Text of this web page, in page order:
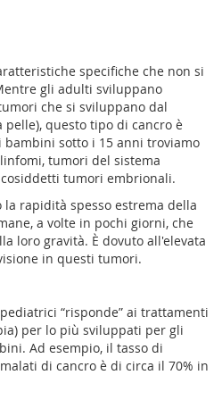
specifiche che non si
gli adulti sviluppano
che si sviluppano dal
questo tipo di cancro è
sotto i 15 anni troviamo
tumori del sistema
tumori embrionali.
rapidità spesso estrema della
a volte in pochi giorni, che
loro gravità. È dovuto all'elevata
in questi tumori.
“risponde” ai trattamenti
per lo più sviluppati per gli
Ad esempio, il tasso di
di cancro è di circa il 70% in